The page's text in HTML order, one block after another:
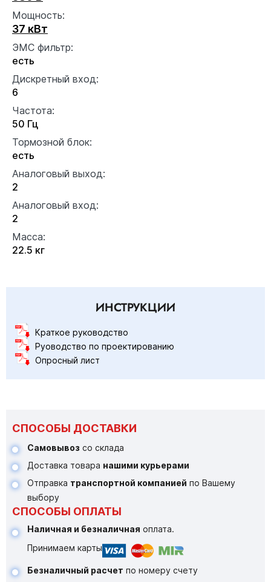
Мощность:
37 кВт
ЭМС фильтр:
есть
Дискретный вход:
6
Частота:
50 Гц
Тормозной блок:
есть
Аналоговый выход:
2
Аналоговый вход:
2
Масса:
22.5 кг
ИНСТРУКЦИИ
Краткое руководство
Руоводство по проектированию
Опросный лист
СПОСОБЫ ДОСТАВКИ
Самовывоз со склада
Доставка товара нашими курьерами
Отправка транспортной компанией по Вашему
выбору
СПОСОБЫ ОПЛАТЫ
Наличная и безналичная оплата.
Принимаем карты
Безналичный расчет по номеру счету